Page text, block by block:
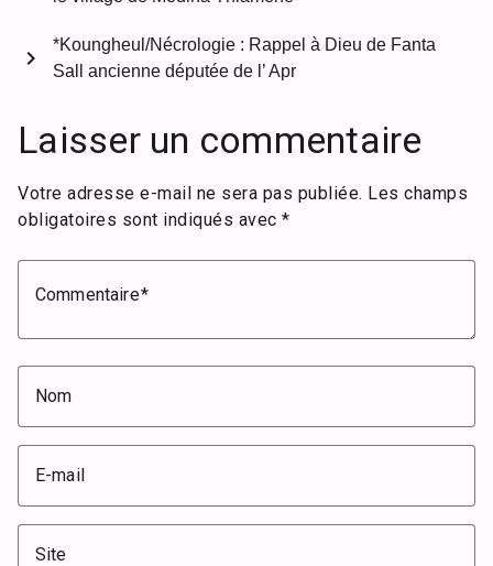
*Koungheul/Nécrologie : Rappel à Dieu de Fanta
Sall ancienne députée de l’ Apr
chevron_right
Laisser un commentaire
Votre adresse e-mail ne sera pas publiée. Les champs
obligatoires sont indiqués avec *
Commentaire
Nom
E-mail
Site